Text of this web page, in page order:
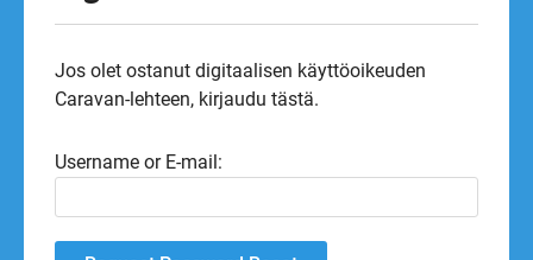
Jos olet ostanut digitaalisen käyttöoikeuden
Caravan-lehteen, kirjaudu tästä.
Username or E-mail: